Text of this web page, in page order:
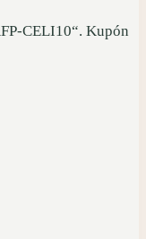
CELI10“. Kupón